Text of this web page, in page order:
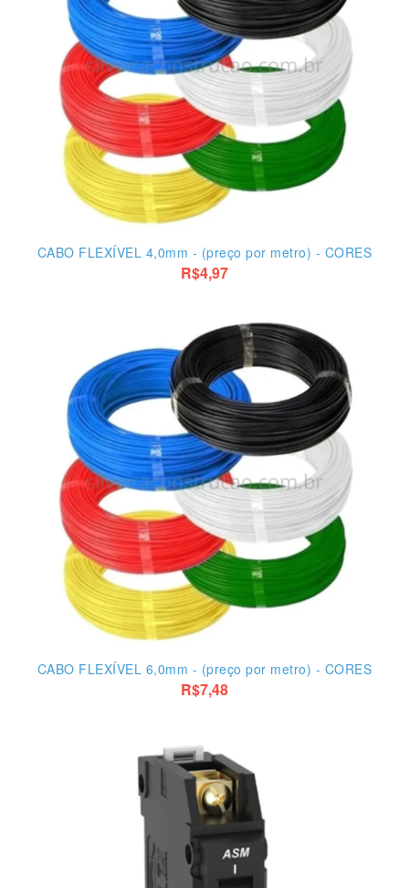
CABO FLEXÍVEL 4,0mm - (preço por metro) - CORES
R$4,97
CABO FLEXÍVEL 6,0mm - (preço por metro) - CORES
R$7,48